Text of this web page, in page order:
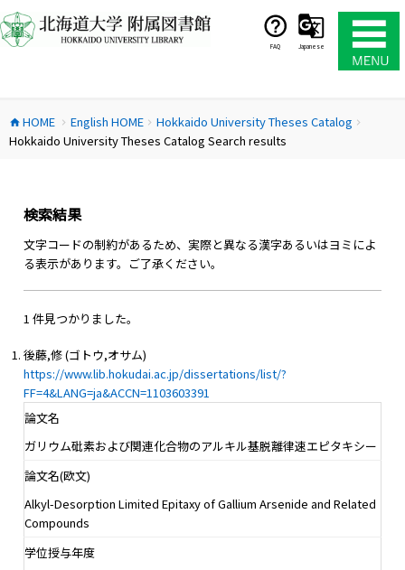
ン
テ
ス
キ
FAQ Japanese
home HOME chevron_right English HOMEchevron_right Hokkaido University Theses Catalog chevron_right
Hokkaido University Theses Catalog Search results
検索結果
文字コードの制約があるため、実際と異なる漢字あるいはヨミによ
る表示があります。ご了承ください。
1 件見つかりました。
後藤,修 (ゴトウ,オサム)
https://www.lib.hokudai.ac.jp/dissertations/list/?
FF=4&LANG=ja&ACCN=1103603391
論文名
ガリウム砒素および関連化合物のアルキル基脱離律速エピタキシー
論文名(欧文)
Alkyl-Desorption Limited Epitaxy of Gallium Arsenide and Related
Compounds
学位授与年度